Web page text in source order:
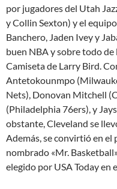
por jugadores del Utah
y Collin Sexton) y el
Banchero, Jaden Ivey y
buen NBA y sobre todo
Camiseta de Larry Bird.
Antetokounmpo
Nets), Donovan Mitchell
(Philadelphia 76ers), y
obstante, Cleveland se
Además, se convirtió en
nombrado «Mr.
elegido por USA Today